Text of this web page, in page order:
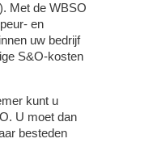
Met de WBSO
en
uw bedrijf
S&O-kosten
kunt u
U moet dan
besteden